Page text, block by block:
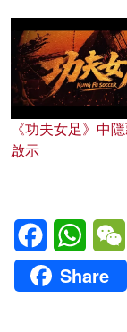
《功夫女足》中
啟示
Facebook
Share